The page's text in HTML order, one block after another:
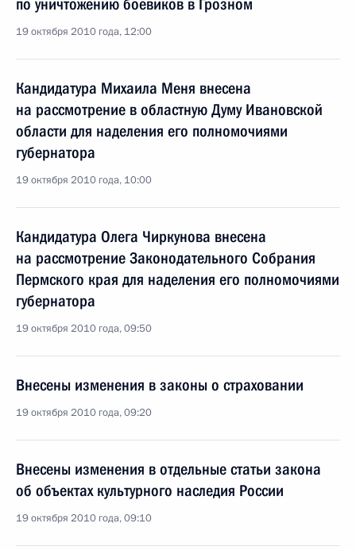
по уничтожению боевиков в Грозном
19 октября 2010 года, 12:00
Кандидатура Михаила Меня внесена
на рассмотрение в областную Думу Ивановской
области для наделения его полномочиями
губернатора
19 октября 2010 года, 10:00
Кандидатура Олега Чиркунова внесена
на рассмотрение Законодательного Собрания
Пермского края для наделения его полномочиями
губернатора
19 октября 2010 года, 09:50
Внесены изменения в законы о страховании
19 октября 2010 года, 09:20
Внесены изменения в отдельные статьи закона
об объектах культурного наследия России
19 октября 2010 года, 09:10